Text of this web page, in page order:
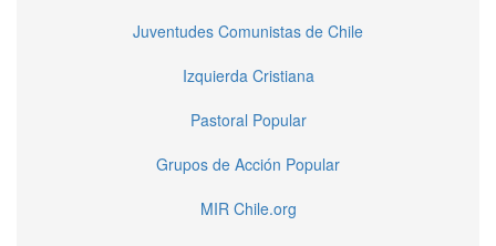
Juventudes Comunistas de Chile
Izquierda Cristiana
Pastoral Popular
Grupos de Acción Popular
MIR Chile.org